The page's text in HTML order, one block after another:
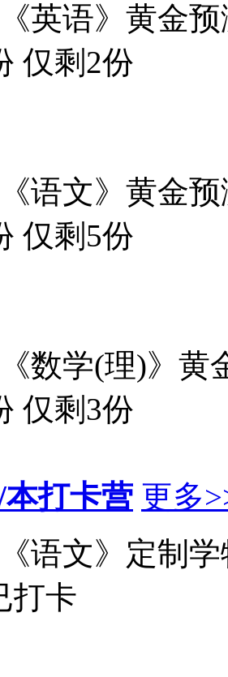
英语》黄金
仅剩 2份
语文》黄金
仅剩 5份
数学(理)》黄
仅剩 3份
打卡营 更多
语文》定制
打卡